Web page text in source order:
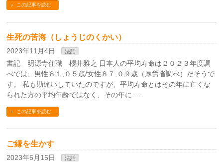
この記事を読む
生死の苦海（しょうじのくかい）
2023年11月4日 法話
書記 明源寺住職 櫻井雅之 日本人の平均寿命は２０２３年度調
べでは、男性８１,０５歳/女性８７,０９歳（厚労省調べ）だそうで
す。 私も勘違いしていたのですが、平均寿命とはその年に亡くな
られた方の平均年齢ではなく、その年に …
この記事を読む
ご縁を生かす
2023年6月15日 法話